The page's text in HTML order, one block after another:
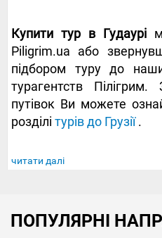
Купити тур в Гудаурі
Piligrim.ua або
підбором туру до
турагентств
путівок Ви можете
розділі турів до Грузії.
читати далі
ПОПУЛЯРНІ